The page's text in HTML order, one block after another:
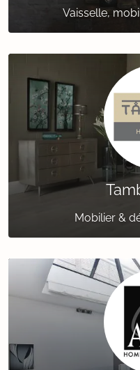
Vaisselle,
Mobilier &